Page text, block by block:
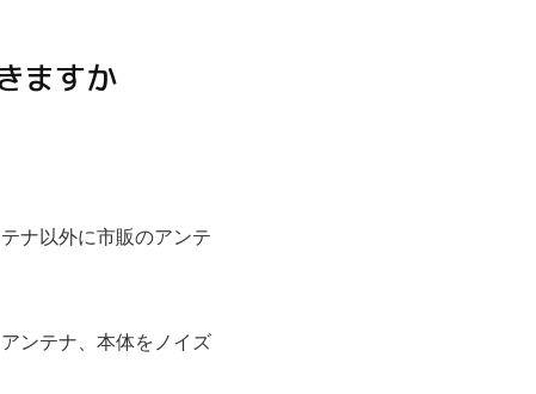
ますか
ナ以外に市販のアンテ
ンテナ、本体をノイズ